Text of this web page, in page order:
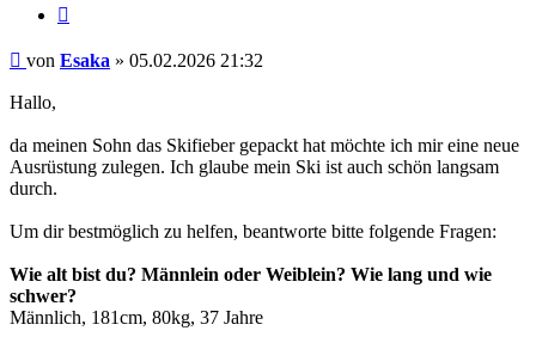
Beitrag
von Esaka » 05.02.2026 21:32
Hallo,
da meinen Sohn das Skifieber gepackt hat möchte ich mir eine neue
Ausrüstung zulegen. Ich glaube mein Ski ist auch schön langsam
durch.
Um dir bestmöglich zu helfen, beantworte bitte folgende Fragen:
Wie alt bist du? Männlein oder Weiblein? Wie lang und wie
schwer?
Männlich, 181cm, 80kg, 37 Jahre